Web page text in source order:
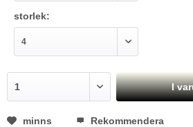
storlek:
I
minns Rekommendera